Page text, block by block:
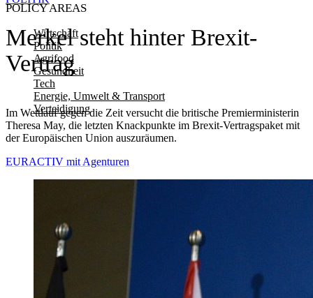
POLICY AREAS
Wirtschaft
Politik
Agrifood
Gesundheit
Tech
Energie, Umwelt & Transport
Verteidigung
Merkel steht hinter Brexit-
Vertrag
Im Wettlauf gegen die Zeit versucht die britische Premierministerin
Theresa May, die letzten Knackpunkte im Brexit-Vertragspaket mit
der Europäischen Union auszuräumen.
EURACTIV mit Agenturen